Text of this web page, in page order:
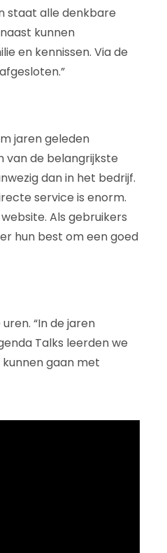
staat alle denkbare
kunnen
en kennissen. Via de
jaren geleden
van de belangrijkste
dan in het bedrijf.
service is enorm.
Als gebruikers
hun best om een goed
“In de jaren
Talks leerden we
gaan met